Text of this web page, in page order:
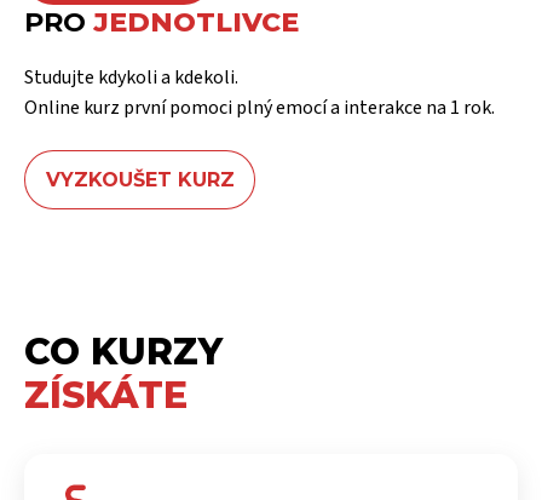
PRO JEDNOTLIVCE
Studujte kdykoli a kdekoli.
Online kurz první pomoci plný emocí a interakce na 1 rok.
VYZKOUŠET KURZ
CO KURZY
ZÍSKÁTE